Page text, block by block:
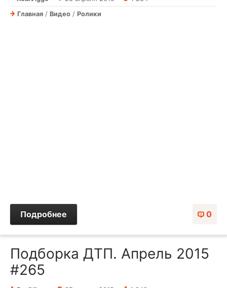
Главная / Видео / Ролики
0
Подробнее
Подборка ДТП. Апрель 2015
#265